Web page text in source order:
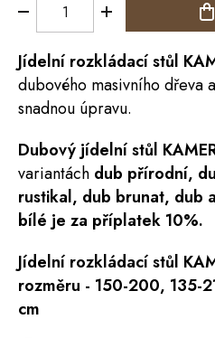
Jídelní rozkládacístůl
dubového masivního dřeva
snadnou úpravu.
Dubový jídelní stůl
variantách dub přírodní,
rustikal, dub brunat, dub
bílé je za příplatek 10%.
Jídelní rozkládací stůl
rozměru - 150-200, 135-
cm